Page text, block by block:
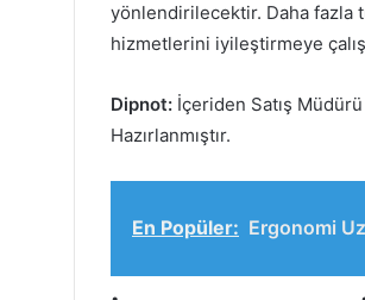
yönlendirilecektir. Daha fazla
hizmetlerini iyileştirmeye
Dipnot: İçeriden Satış
Hazırlanmıştır.
En Popüler: Ergonomi